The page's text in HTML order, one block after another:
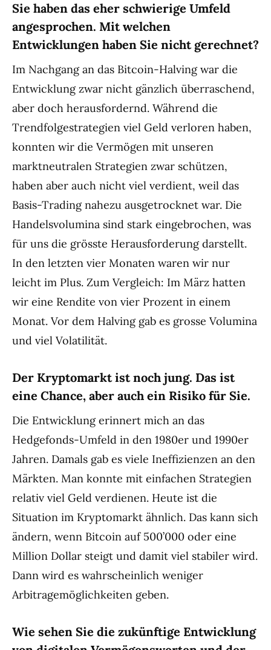
Sie haben das eher schwierige Umfeld
angesprochen. Mit welchen
Entwicklungen haben Sie nicht gerechnet?
Im Nachgang an das Bitcoin-Halving war die
Entwicklung zwar nicht gänzlich überraschend,
aber doch herausfordernd. Während die
Trendfolgestrategien viel Geld verloren haben,
konnten wir die Vermögen mit unseren
marktneutralen Strategien zwar schützen,
haben aber auch nicht viel verdient, weil das
Basis-Trading nahezu ausgetrocknet war. Die
Handelsvolumina sind stark eingebrochen, was
für uns die grösste Herausforderung darstellt.
In den letzten vier Monaten waren wir nur
leicht im Plus. Zum Vergleich: Im März hatten
wir eine Rendite von vier Prozent in einem
Monat. Vor dem Halving gab es grosse Volumina
und viel Volatilität.
Der Kryptomarkt ist noch jung. Das ist
eine Chance, aber auch ein Risiko für Sie.
Die Entwicklung erinnert mich an das
Hedgefonds-Umfeld in den 1980er und 1990er
Jahren. Damals gab es viele Ineffizienzen an den
Märkten. Man konnte mit einfachen Strategien
relativ viel Geld verdienen. Heute ist die
Situation im Kryptomarkt ähnlich. Das kann sich
ändern, wenn Bitcoin auf 500’000 oder eine
Million Dollar steigt und damit viel stabiler wird.
Dann wird es wahrscheinlich weniger
Arbitragemöglichkeiten geben.
Wie sehen Sie die zukünftige Entwicklung